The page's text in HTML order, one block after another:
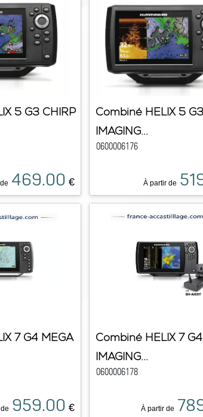
5 G3 CHIRP
469.00 €
Combiné HELIX 5
IMAGING...
0600006176
À partir de
7 G4 MEGA
959.00 €
Combiné HELIX 7
IMAGING...
0600006178
À partir de